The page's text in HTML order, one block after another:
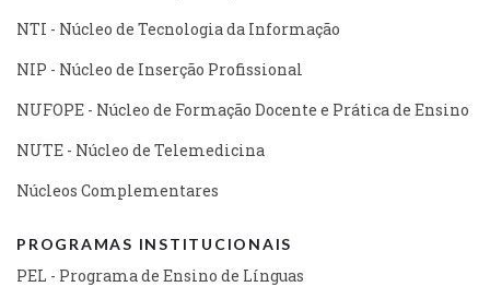
NTI - Núcleo de Tecnologia da Informação
NIP - Núcleo de Inserção Profissional
NUFOPE - Núcleo de Formação Docente e Prática de Ensino
NUTE - Núcleo de Telemedicina
Núcleos Complementares
PROGRAMAS INSTITUCIONAIS
PEL - Programa de Ensino de Línguas